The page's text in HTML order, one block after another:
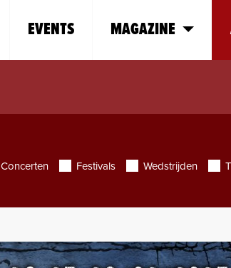
EVENTS MAGAZINE
Concerten Festivals Wedstrijden